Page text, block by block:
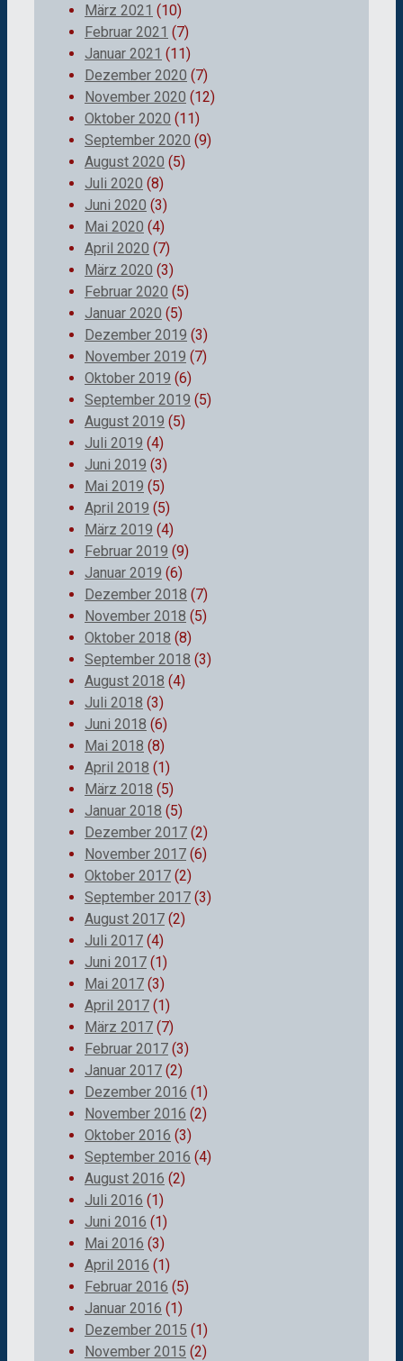
März 2021 (10)
Februar 2021 (7)
Januar 2021 (11)
Dezember 2020 (7)
November 2020 (12)
Oktober 2020 (11)
September 2020 (9)
August 2020 (5)
Juli 2020 (8)
Juni 2020 (3)
Mai 2020 (4)
April 2020 (7)
März 2020 (3)
Februar 2020 (5)
Januar 2020 (5)
Dezember 2019 (3)
November 2019 (7)
Oktober 2019 (6)
September 2019 (5)
August 2019 (5)
Juli 2019 (4)
Juni 2019 (3)
Mai 2019 (5)
April 2019 (5)
März 2019 (4)
Februar 2019 (9)
Januar 2019 (6)
Dezember 2018 (7)
November 2018 (5)
Oktober 2018 (8)
September 2018 (3)
August 2018 (4)
Juli 2018 (3)
Juni 2018 (6)
Mai 2018 (8)
April 2018 (1)
März 2018 (5)
Januar 2018 (5)
Dezember 2017 (2)
November 2017 (6)
Oktober 2017 (2)
September 2017 (3)
August 2017 (2)
Juli 2017 (4)
Juni 2017 (1)
Mai 2017 (3)
April 2017 (1)
März 2017 (7)
Februar 2017 (3)
Januar 2017 (2)
Dezember 2016 (1)
November 2016 (2)
Oktober 2016 (3)
September 2016 (4)
August 2016 (2)
Juli 2016 (1)
Juni 2016 (1)
Mai 2016 (3)
April 2016 (1)
Februar 2016 (5)
Januar 2016 (1)
Dezember 2015 (1)
November 2015 (2)